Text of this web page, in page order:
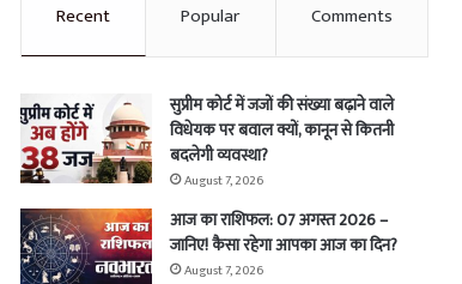
Recent Popular Comments
सुप्रीम कोर्ट में जजों की संख्या बढ़ाने वाले
विधेयक पर बवाल क्यों, कानून से कितनी
बदलेगी व्यवस्था?
August 7, 2026
आज का राशिफल: 07 अगस्त 2026 –
जानिए! कैसा रहेगा आपका आज का दिन?
August 7, 2026